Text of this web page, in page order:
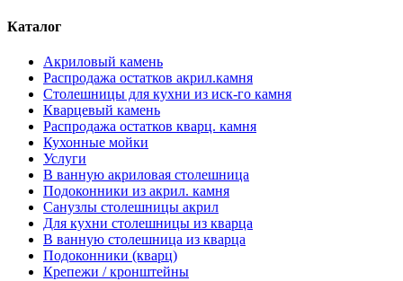
Каталог
Акриловый камень
Распродажа остатков акрил.камня
Столешницы для кухни из иск-го камня
Кварцевый камень
Распродажа остатков кварц. камня
Кухонные мойки
Услуги
В ванную акриловая столешница
Подоконники из акрил. камня
Санузлы столешницы акрил
Для кухни столешницы из кварца
В ванную столешница из кварца
Подоконники (кварц)
Крепежи / кронштейны